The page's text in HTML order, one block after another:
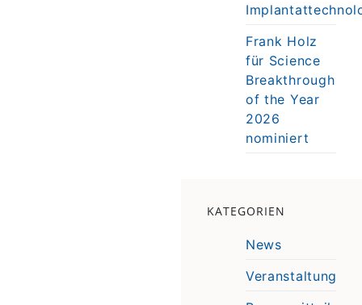
Frank Holz
für Science
Breakthrough
of the Year
2026
nominiert
KATEGORIEN
News
Veranstaltung